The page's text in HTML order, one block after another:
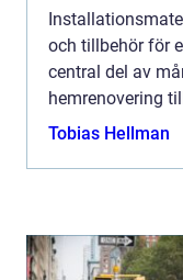
och tillbehör för
central del av
hemrenovering
installat...
Tobias Hellman